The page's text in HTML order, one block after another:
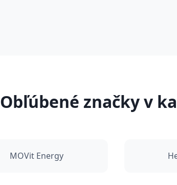
Obľúbené značky v
MOVit Energy